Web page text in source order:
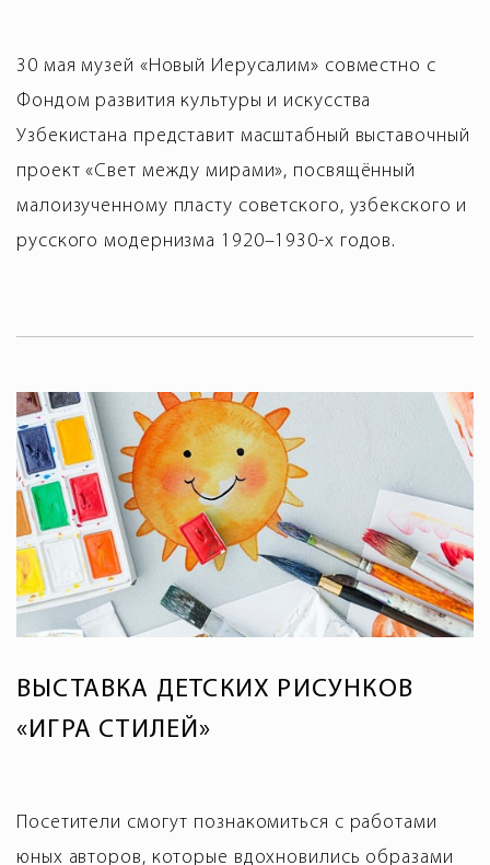
30 мая музей «Новый Иерусалим» совместно с
Фондом развития культуры и искусства
Узбекистана представит масштабный выставочный
проект «Свет между мирами», посвящённый
малоизученному пласту советского, узбекского и
русского модернизма 1920–1930-х годов.
ВЫСТАВКА ДЕТСКИХ РИСУНКОВ
«ИГРА СТИЛЕЙ»
Посетители смогут познакомиться с работами
юных авторов, которые вдохновились образами